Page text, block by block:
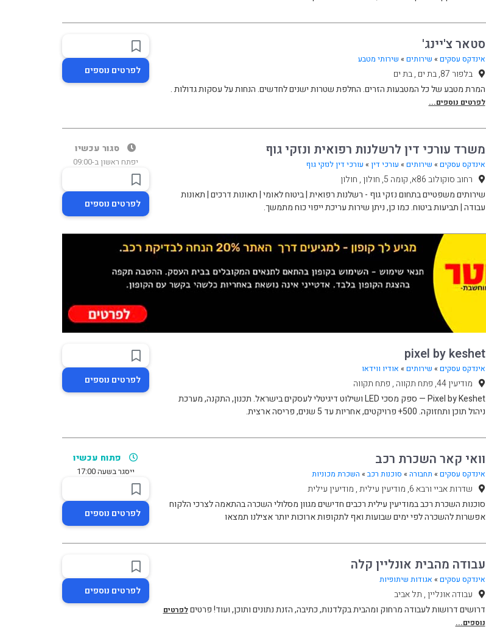
סטאר צ'יינג'
אינדקס עסקים » שירותים » שירותי מטבע
בלפור 87, בת ים , בת ים
המרת מטבע של כל המטבעות הזרים. החלפת שטרות ישנים לחדשים. הנחות על עסקות גדולות .
לפרטים נוספים...
לפרטים נוספים
משרד עורכי דין לרשלנות רפואית ונזקי גוף
אינדקס עסקים » שירותים » עורכי דין » עורכי דין לנזקי גוף
רחוב סוקולוב 86א, קומה 5, חולון , חולון
שירותים משפטיים בתחום נזקי גוף - רשלנות רפואית | ביטוח לאומי | תאונות דרכים | תאונות
עבודה | תביעות ביטוח. כמו כן, ניתן שירות עריכת ייפוי כוח מתמשך.
סגור עכשיו
יפתח ראשון ב-09:00
לפרטים נוספים
pixel by keshet
אינדקס עסקים » שירותים » אודיו ווידאו
מודיעין 44, פתח תקווה , פתח תקווה
Pixel by Keshet — ספק מסכי LED ושילוט דיגיטלי לעסקים בישראל. תכנון, התקנה, מערכת
ניהול תוכן ותחזוקה. 500+ פרויקטים, אחריות עד 5 שנים, פריסה ארצית.
לפרטים נוספים
וואי קאר השכרת רכב
אינדקס עסקים » תחבורה » סוכנות רכב » השכרת מכוניות
שדרות אביי ורבא 6, מודיעין עילית , מודיעין עילית
סוכנות השכרת רכב במודיעין עילית רכבים חדישים מגוון מסלולי השכרה בהתאמה לצרכי הלקוח
אפשרות להשכרה לפי ימים שבועות ואף לתקופות ארוכות יותר אצילנו תמצאו
פתוח עכשיו
ייסגר בשעה 17:00
לפרטים נוספים
עבודה מהבית אונליין קלה
אינדקס עסקים » אגודות שיתופיות
עבודה אונליין , תל אביב
דרושים דרושות לעבודה מרחוק ומהבית בקלדנות, כתיבה, הזנת נתונים ותוכן, ועוד! פרטיםלפרטים
נוספים...
לפרטים נוספים